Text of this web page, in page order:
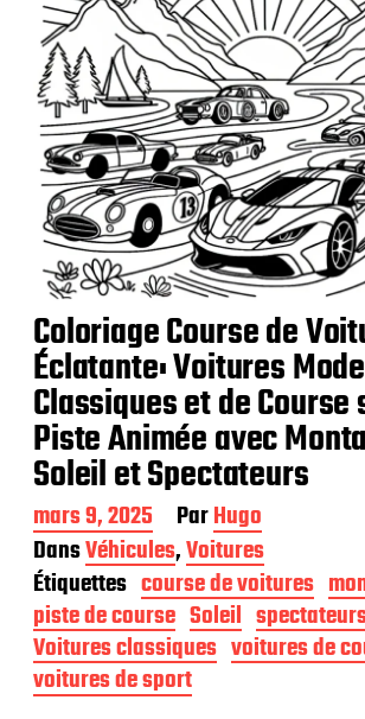
Coloriage Course de
Éclatante: Voitures
Classiques et de Course
Piste Animée avec
Soleil et Spectateurs
D
a
t
e
d
e
p
u
b
mars 9, 2025 ParHugo
DansVéhicules,Voitures
Étiquettes course de voitures
piste de course Soleil
Voitures classiques voitures de
voitures de sport